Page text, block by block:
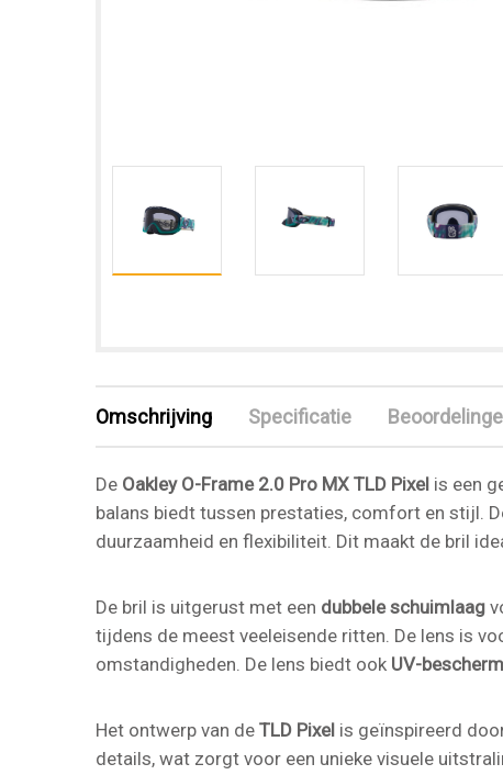
Omschrijving Specificatie
De Oakley O-Frame 2.0 Pro MX TLD Pixel is een
balans biedt tussen prestaties, comfort en stijl.
duurzaamheid en flexibiliteit. Dit maakt de bril
De bril is uitgerust met een dubbele schuimlaag
tijdens de meest veeleisende ritten. De lens is
omstandigheden. De lens biedt ook UV-
Het ontwerp van de TLD Pixel is geïnspireerd
details, wat zorgt voor een unieke visuele